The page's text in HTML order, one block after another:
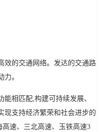
效的交通网络。发达的交通路
力。
相匹配,构建可持续发展、
现支持经济繁荣和社会进步的
速、三北高速、玉铁高速3